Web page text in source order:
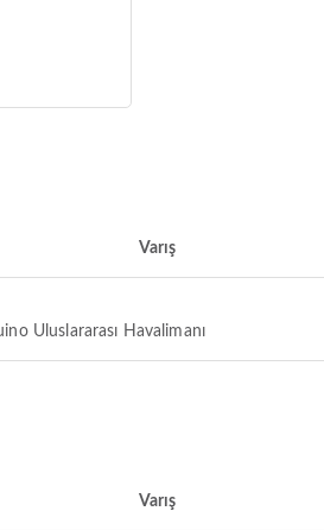
Varış
Uluslararası Havalimanı
Varış